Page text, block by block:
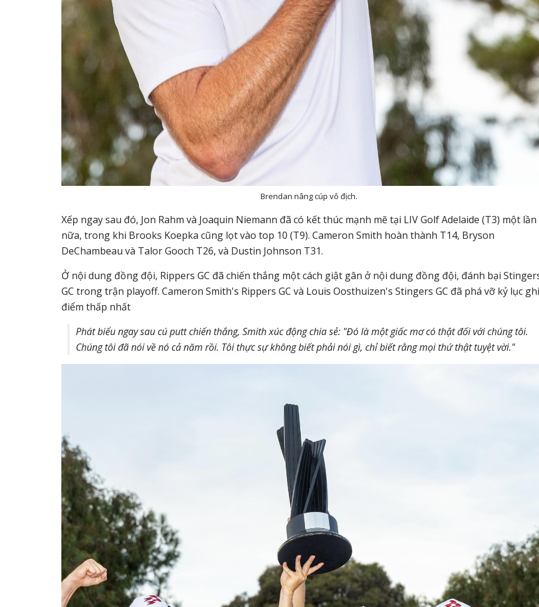
Brendan nâng cúp vô địch.
Xếp ngay sau đó, Jon Rahm và Joaquin Niemann đã có kết thúc mạnh mẽ tại LIV Golf Adelaide (T3) một lần
nữa, trong khi Brooks Koepka cũng lọt vào top 10 (T9). Cameron Smith hoàn thành T14, Bryson
DeChambeau và Talor Gooch T26, và Dustin Johnson T31.
Ở nội dung đồng đội, Rippers GC đã chiến thắng một cách giật gân ở nội dung đồng đội, đánh bại
GC trong trận playoff. Cameron Smith's Rippers GC và Louis Oosthuizen's Stingers GC đã phá vỡ kỷ lục ghi
điểm thấp nhất
Phát biểu ngay sau cú putt chiến thắng, Smith xúc động chia sẻ: "Đó là một giấc mơ có thật đối với chúng tôi.
Chúng tôi đã nói về nó cả năm rồi. Tôi thực sự không biết phải nói gì, chỉ biết rằng mọi thứ thật tuyệt vời."